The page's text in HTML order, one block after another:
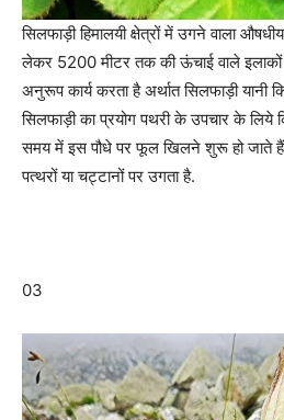
सिलफाड़ी हिमालयी क्षेत्रों में उगने वाला
लेकर 5200 मीटर तक की ऊंचाई वाले
अनुरूप कार्य करता है अर्थात सिलफाड़ी यानी
सिलफाड़ी का प्रयोग पथरी के उपचार के लिये
समय में इस पौधे पर फूल खिलने शुरू हो जाते
पत्थरों या चट्टानों पर उगता है.
03